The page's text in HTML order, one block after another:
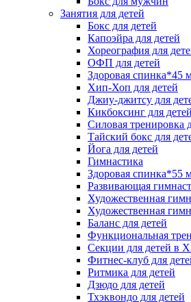
Занятия для детей
Бокс для детей
Капоэйра для детей
Хореография для
ОФП для детей
Здоровая спинка*45
Хип-Хоп для детей
Джиу-джитсу для
Кикбоксинг для детей
Силовая тренировка
Тайский бокс для
Йога для детей
Гимнастика
Здоровая спинка*55
Развивающая
Художественная
Художественная
Баланс для детей
Функциональная
Секции для детей в
Фитнес-клуб для
Ритмика для детей
Дзюдо для детей
Тхэквондо для детей